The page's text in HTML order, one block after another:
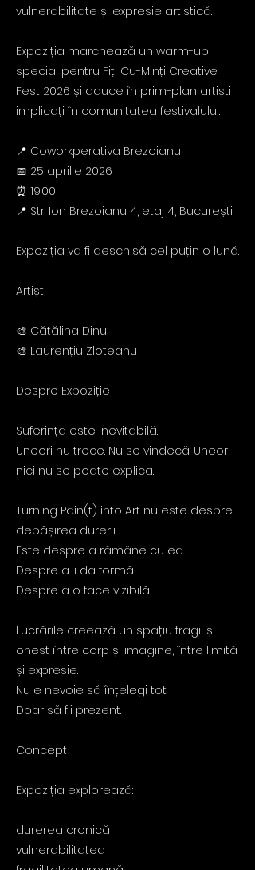
vulnerabilitate și expresie artistică.
Expoziția marchează un warm-up
special pentru Fiți Cu-Minți Creative
Fest 2026 și aduce în prim-plan artiști
implicați în comunitatea festivalului.
📍 Coworkperativa Brezoianu
📅 25 aprilie 2026
⏰ 19:00
📍 Str. Ion Brezoianu 4, etaj 4, București
Expoziția va fi deschisă cel puțin o lună.
Artiști
🎨 Cătălina Dinu
🎨 Laurențiu Zloteanu
Despre Expoziție
Suferința este inevitabilă.
Uneori nu trece. Nu se vindecă. Uneori
nici nu se poate explica.
Turning Pain(t) into Art nu este despre
depășirea durerii.
Este despre a rămâne cu ea.
Despre a-i da formă.
Despre a o face vizibilă.
Lucrările creează un spațiu fragil și
onest între corp și imagine, între limită
și expresie.
Nu e nevoie să înțelegi tot.
Doar să fii prezent.
Concept
Expoziția explorează:
durerea cronică
vulnerabilitatea